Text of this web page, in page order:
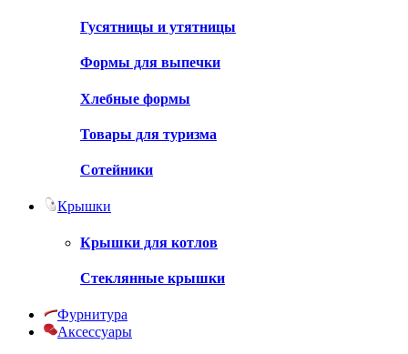
Гусятницы и утятницы
Формы для выпечки
Хлебные формы
Товары для туризма
Сотейники
Крышки
Крышки для котлов
Стеклянные крышки
Фурнитура
Аксессуары